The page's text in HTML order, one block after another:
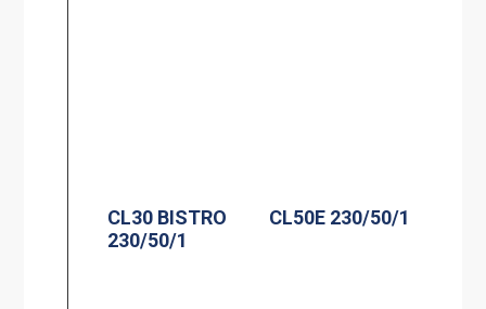
CL30 BISTRO
230/50/1
CL50E 230/50/1